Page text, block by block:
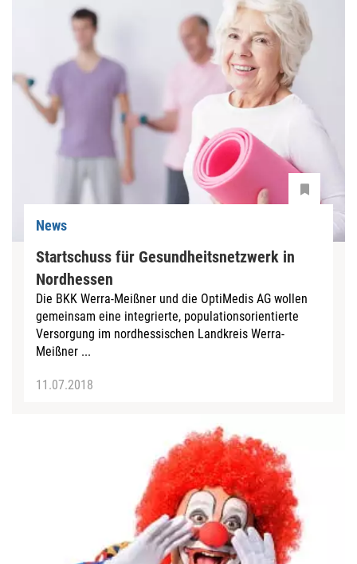
News
Startschuss für Gesundheitsnetzwerk in
Nordhessen
Die BKK Werra-Meißner und die OptiMedis AG wollen
gemeinsam eine integrierte, populationsorientierte
Versorgung im nordhessischen Landkreis Werra-
Meißner ...
11.07.2018